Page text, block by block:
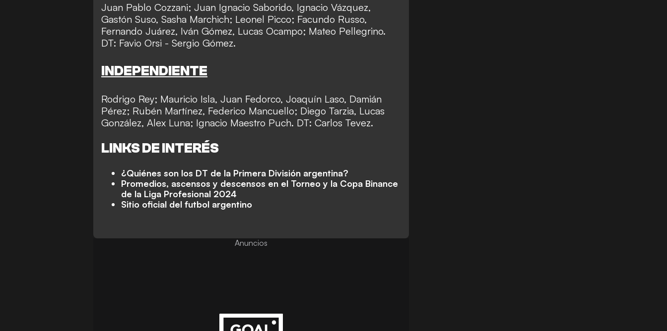
Juan Pablo Cozzani; Juan Ignacio Saborido, Ignacio Vázquez,
Gastón Suso, Sasha Marchich; Leonel Picco; Facundo Russo,
Fernando Juárez, Iván Gómez, Lucas Ocampo; Mateo Pellegrino.
DT: Favio Orsi - Sergio Gómez.
INDEPENDIENTE
Rodrigo Rey; Mauricio Isla, Juan Fedorco, Joaquín Laso, Damián
Pérez; Rubén Martínez, Federico Mancuello; Diego Tarzia, Lucas
González, Alex Luna; Ignacio Maestro Puch. DT: Carlos Tevez.
LINKS DE INTERÉS
¿Quiénes son los DT de la Primera División argentina?
Promedios, ascensos y descensos en el Torneo y la Copa Binance
de la Liga Profesional 2024
Sitio oficial del futbol argentino
Anuncios